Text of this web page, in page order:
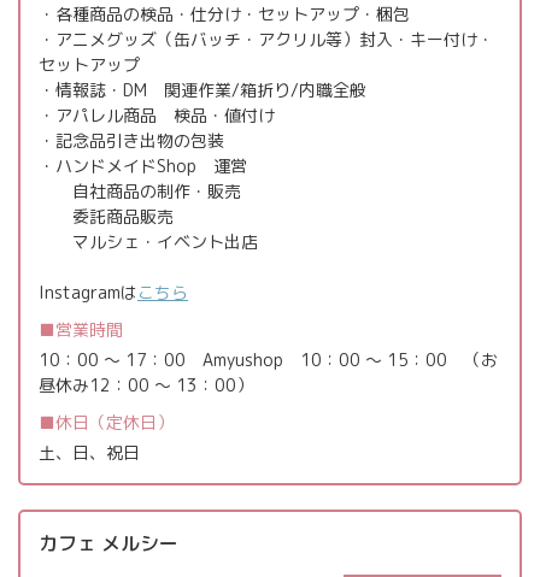
・各種商品の検品・仕分け・セットアップ・梱包
・アニメグッズ（缶バッチ・アクリル等）封入・キー付け・
セットアップ
・情報誌・DM 関連作業/箱折り/内職全般
・アパレル商品 検品・値付け
・記念品引き出物の包装
・ハンドメイドShop 運営
自社商品の制作・販売
委託商品販売
マルシェ・イベント出店
Instagramはこちら
営業時間
10：00 ～ 17：00 Amyushop 10：00 ～ 15：00 （お
昼休み12：00 ～ 13：00）
休日（定休日）
土、日、祝日
カフェ メルシー